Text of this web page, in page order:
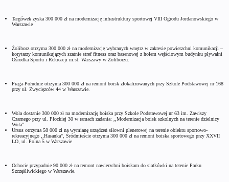
Targówek zyska 300 000 zł na modernizację infrastruktury sportowej VIII Ogrodu Jordanowskiego w
Warszawie
Żoliborz otrzyma 300 000 zł na modernizację wybranych wnętrz w zakresie powierzchni komunikacji –
korytarzy komunikujących szatnie stref fitness oraz basenowej z holem wejściowym budynku pływalni
Ośrodka Sportu i Rekreacji m.st. Warszawy w Żoliborzu.
Praga-Południe otrzyma 300 000 zł na remont boisk zlokalizowanych przy Szkole Podstawowej nr 168
przy ul. Zwycięzców 44 w Warszawie.
Wola dostanie 300 000 zł na modernizację boiska przy Szkole Podstawowej nr 63 im. Zawiszy
Czarnego przy ul. Płockiej 30 w ramach zadania: ,,Modernizacja boisk szkolnych na terenie dzielnicy
Wola"
Ursus otrzyma 58 000 zł na wymianę urządzeń siłowni plenerowej na terenie obiektu sportowo-
rekreacyjnego ,,Hasanka", Śródmieście otrzyma 300 000 zł na remont boiska sportowego przy XXVII
LO, ul. Polna 5 w Warszawie
Ochocie przypadnie 90 000 zł na remont nawierzchni boiskam do siatkówki na terenie Parku
Szczęśliwickiego w Warszawie.